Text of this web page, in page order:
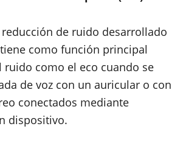
reducción de ruido desarrollado
como función principal
ruido como el eco cuando se
de voz con un auricular o con
conectados mediante
dispositivo.